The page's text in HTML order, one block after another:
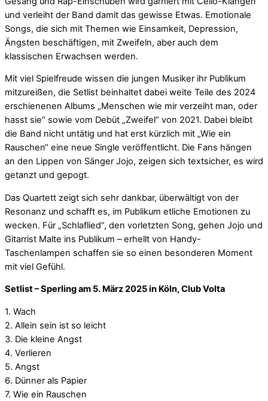
und verleiht der Band damit das gewisse Etwas. Emotionale
Songs, die sich mit Themen wie Einsamkeit, Depression,
Ängsten beschäftigen, mit Zweifeln, aber auch dem
klassischen Erwachsen werden.
Mit viel Spielfreude wissen die jungen Musiker ihr Publikum
mitzureißen, die Setlist beinhaltet dabei weite Teile des 2024
erschienenen Albums „Menschen wie mir verzeiht man, oder
hasst sie“ sowie vom Debüt „Zweifel“ von 2021. Dabei bleibt
die Band nicht untätig und hat erst kürzlich mit „Wie ein
Rauschen“ eine neue Single veröffentlicht. Die Fans hängen
an den Lippen von Sänger Jojo, zeigen sich textsicher, es wird
getanzt und gepogt.
Das Quartett zeigt sich sehr dankbar, überwältigt von der
Resonanz und schafft es, im Publikum etliche Emotionen zu
wecken. Für „Schlaflied“, den vorletzten Song, gehen Jojo und
Gitarrist Malte ins Publikum – erhellt von Handy-
Taschenlampen schaffen sie so einen besonderen Moment
mit viel Gefühl.
Setlist – Sperling am 5. März 2025 in Köln, Club Volta
1. Wach
2. Allein sein ist so leicht
3. Die kleine Angst
4. Verlieren
5. Angst
6. Dünner als Papier
7. Wie ein Rauschen